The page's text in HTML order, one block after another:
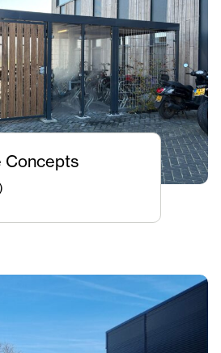
Concepts